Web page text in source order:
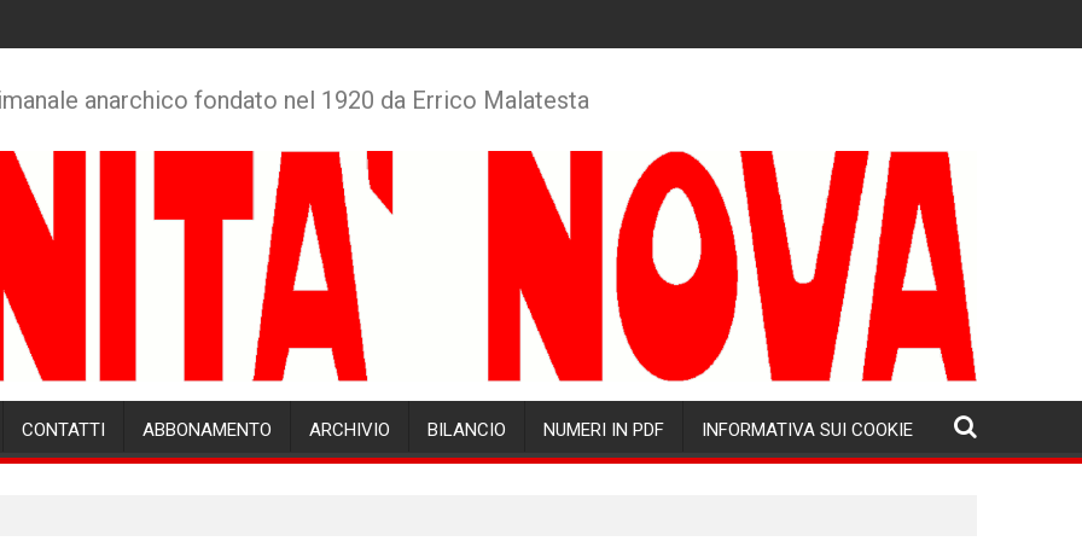
anarchico fondato nel 1920 da Errico Malatesta
CONTATTI ABBONAMENTO ARCHIVIO BILANCIO NUMERI IN PDF INFORMATIVA SUI COOKIE